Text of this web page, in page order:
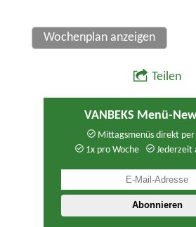
Wochenplan anzeigen
Teilen
VANBEKS Menü-
Mittagsmenüs direkt
1x pro Woche
Jederzeit